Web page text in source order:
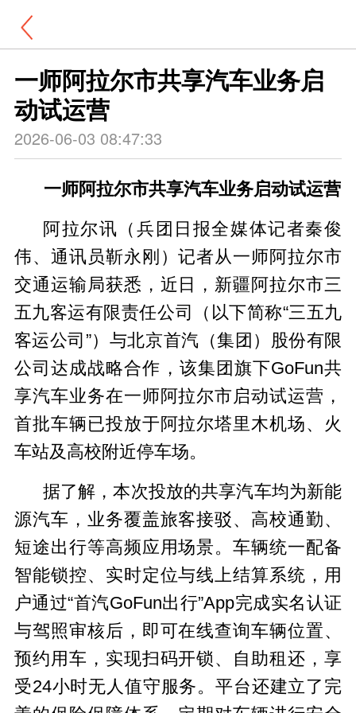
一师阿拉尔市共享汽车业务启
动试运营
2026-06-03 08:47:33
一师阿拉尔市共享汽车业务启动试运营
阿拉尔讯（兵团日报全媒体记者秦俊
伟、通讯员靳永刚）记者从一师阿拉尔市
交通运输局获悉，近日，新疆阿拉尔市三
五九客运有限责任公司（以下简称“三五九
客运公司”）与北京首汽（集团）股份有限
公司达成战略合作，该集团旗下GoFun共
享汽车业务在一师阿拉尔市启动试运营，
首批车辆已投放于阿拉尔塔里木机场、火
车站及高校附近停车场。
据了解，本次投放的共享汽车均为新能
源汽车，业务覆盖旅客接驳、高校通勤、
短途出行等高频应用场景。车辆统一配备
智能锁控、实时定位与线上结算系统，用
户通过“首汽GoFun出行”App完成实名认证
与驾照审核后，即可在线查询车辆位置、
预约用车，实现扫码开锁、自助租还，享
受24小时无人值守服务。平台还建立了完